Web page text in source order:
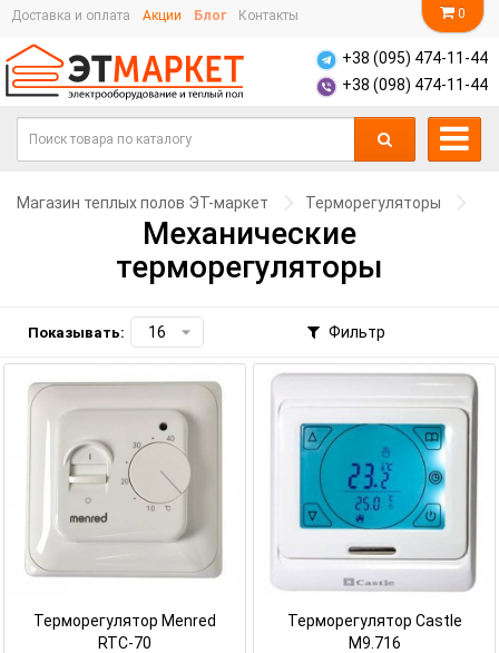
0
Доставка и оплата Акции Блог Контакты
+38 (095) 474-11-44
+38 (098) 474-11-44
Магазин теплых полов ЭТ-маркет Терморегуляторы
Механические
терморегуляторы
Показывать: Фильтр
Терморегулятор Menred
RTC-70
Терморегулятор Castle
M9.716